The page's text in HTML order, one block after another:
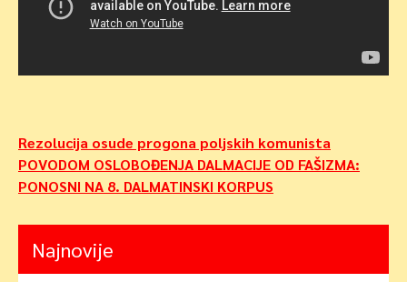
Navigacija
objava
Rezolucija osude progona poljskih komunista
POVODOM OSLOBOĐENJA DALMACIJE OD FAŠIZMA:
PONOSNI NA 8. DALMATINSKI KORPUS
Najnovije